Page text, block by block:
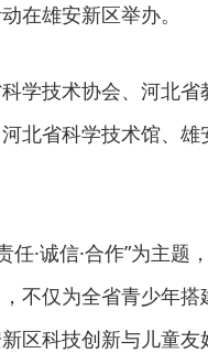
在雄安新区举办。
学技术协会、河北
北省科学技术馆、
任·诚信·合作”为主
不仅为全省青少年
区科技创新与儿童